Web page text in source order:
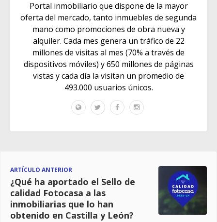
Portal inmobiliario que dispone de la mayor
oferta del mercado, tanto inmuebles de segunda
mano como promociones de obra nueva y
alquiler. Cada mes genera un tráfico de 22
millones de visitas al mes (70% a través de
dispositivos móviles) y 650 millones de páginas
vistas y cada día la visitan un promedio de
493.000 usuarios únicos.
ARTÍCULO ANTERIOR
¿Qué ha aportado el Sello de
calidad Fotocasa a las
inmobiliarias que lo han
obtenido en Castilla y León?